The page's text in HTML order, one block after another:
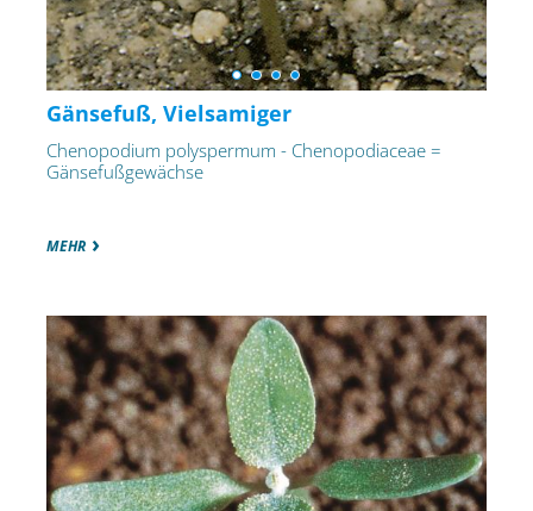
Gänsefuß, Vielsamiger
Chenopodium polyspermum - Chenopodiaceae =
Gänsefußgewächse
MEHR